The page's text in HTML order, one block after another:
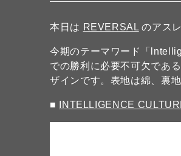
本日は REVERSAL のアス
今期のテーマワード「
での勝利に必要不可欠であ
ザインです。表地は綿、裏
■ INTELLIGENCE